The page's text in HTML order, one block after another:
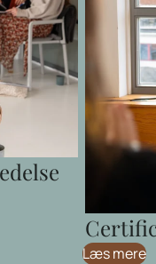
Læs mere